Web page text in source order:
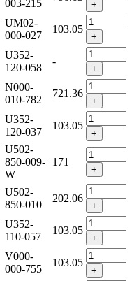
003-215
+
UM02-
000-027
103.05
+
U352-
120-058
-
+
N000-
010-782
721.36
+
U352-
120-037
103.05
+
U502-
850-009-
W
171
+
U502-
850-010
202.06
+
U352-
110-057
103.05
+
V000-
000-755
103.05
+